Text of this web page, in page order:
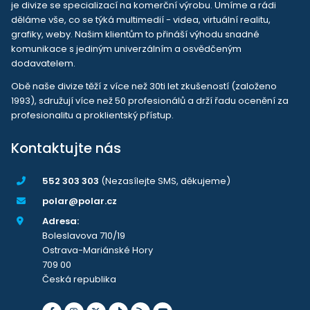
je divize se specializací na komerční výrobu. Umíme a rádi
děláme vše, co se týká multimedií - videa, virtuální realitu,
grafiky, weby. Našim klientům to přináší výhodu snadné
komunikace s jediným univerzálním a osvědčeným
dodavatelem.
Obě naše divize těží z více než 30ti let zkušeností (založeno
1993), sdružují více než 50 profesionálů a drží řadu ocenění za
profesionalitu a proklientský přístup.
Kontaktujte nás
552 303 303 (Nezasílejte SMS, děkujeme)
polar@polar.cz
Adresa:
Boleslavova 710/19
Ostrava-Mariánské Hory
709 00
Česká republika